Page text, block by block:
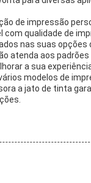
de impressão
com qualidade de
nas suas opções
atenda aos padrões
a sua
modelos de
a jato de tinta